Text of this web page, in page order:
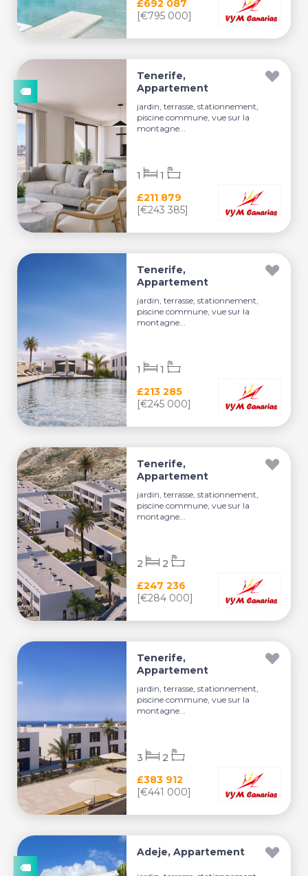
£692 087
[€795 000]
Tenerife,
Appartement
jardin, terrasse, stationnement,
piscine commune, vue sur la
montagne...
£211 879
[€243 385]
1 1
Tenerife,
Appartement
jardin, terrasse, stationnement,
piscine commune, vue sur la
montagne...
£213 285
[€245 000]
1 1
Tenerife,
Appartement
jardin, terrasse, stationnement,
piscine commune, vue sur la
montagne...
£247 236
[€284 000]
2 2
Tenerife,
Appartement
jardin, terrasse, stationnement,
piscine commune, vue sur la
montagne...
£383 912
[€441 000]
3 2
Adeje, Appartement